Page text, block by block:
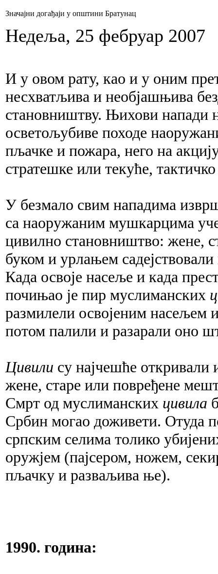
Значајни догађаји у општини Братунац
Недеља, 25 фебруар 2007
И у овом рату, као и у оним
несхватљива и необјашњива
становништву. Њихови напади
осветољубиве походе
пљачке и пожара, него на
стратешке или текуће,
У безмало свим нападима
са наоружаним мушкарцима
цивилно становништво: жене,
буком и урлањем
Када освоје насеље и када
почињао је пир муслиманских
размилели освојеним насељем
потом палили и разарали оно
Цивили су најчешће откривали
жене, старе или повређене
Смрт од муслиманских цивила
Србин могао доживети. Отуда
српским селима толико
оружјем (пајсером, ножем,
пљачку и разваљива ње).
1990. година: